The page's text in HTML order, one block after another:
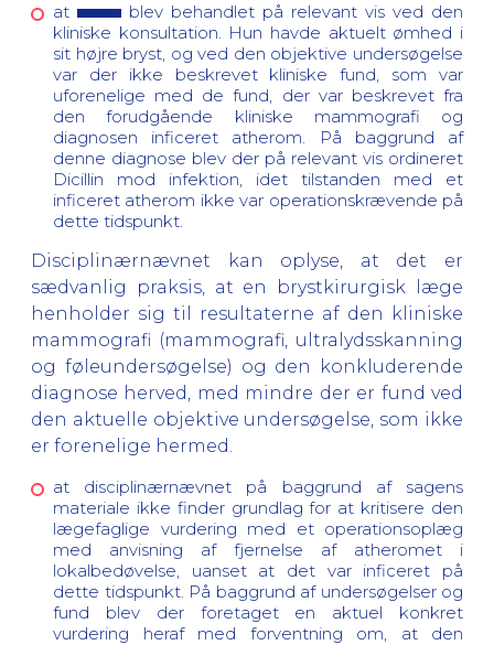
at
blev behandlet på relevant vis ved den
kliniske konsultation. Hun havde aktuelt ømhed i
sit højre bryst, og ved den objektive undersøgelse
var der ikke beskrevet kliniske fund, som var
uforenelige med de fund, der var beskrevet fra
den forudgående kliniske mammografi og
diagnosen inficeret atherom. På baggrund af
denne diagnose blev der på relevant vis ordineret
Dicillin mod infektion, idet tilstanden med et
inficeret atherom ikke var operationskrævende på
dette tidspunkt.
Disciplinærnævnet kan oplyse, at det er
sædvanlig praksis, at en brystkirurgisk læge
henholder sig til resultaterne af den kliniske
mammografi (mammografi, ultralydsskanning
og føleundersøgelse) og den konkluderende
diagnose herved, med mindre der er fund ved
den aktuelle objektive undersøgelse, som ikke
er forenelige hermed.
at disciplinærnævnet på baggrund af sagens
materiale ikke finder grundlag for at kritisere den
lægefaglige vurdering med et operationsoplæg
med anvisning af fjernelse af atheromet i
lokalbedøvelse, uanset at det var inficeret på
dette tidspunkt. På baggrund af undersøgelser og
fund blev der foretaget en aktuel konkret
vurdering heraf med forventning om, at den